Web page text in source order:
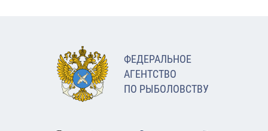
ФЕДЕРАЛЬНОЕ
АГЕНТСТВО
ПО РЫБОЛОВСТВУ